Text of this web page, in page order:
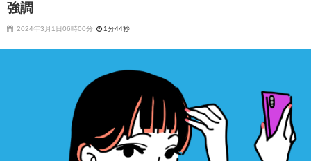
強調
2024年3月1日06時00分 1分44秒